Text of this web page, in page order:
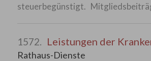
steuerbegünstigt.
1572. Leistungen der
Rathaus-Dienste